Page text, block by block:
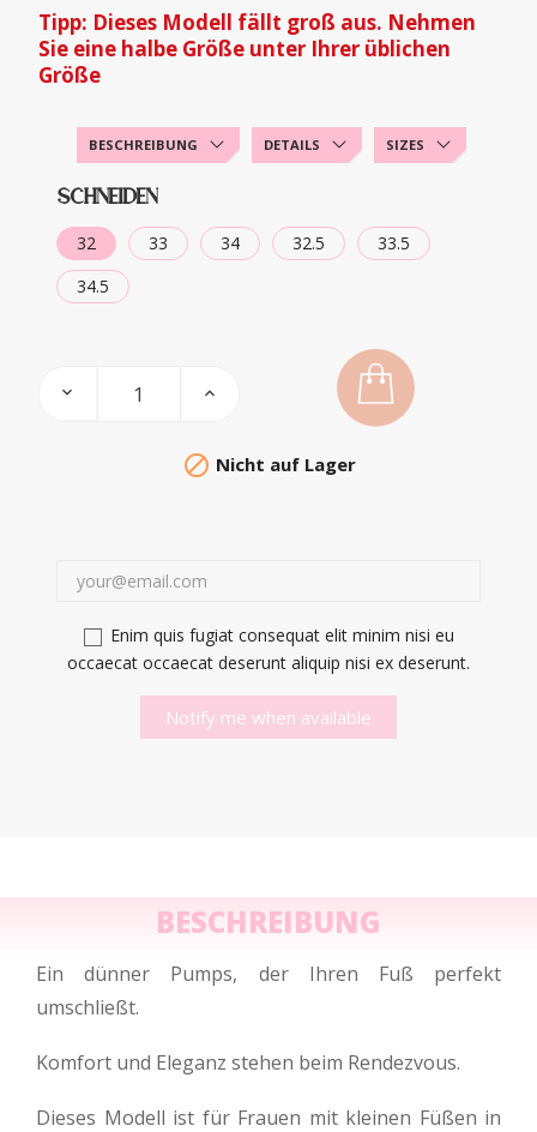
Tipp: Dieses Modell fällt groß aus. Nehmen
Sie eine halbe Größe unter Ihrer üblichen
Größe
BESCHREIBUNG DETAILS SIZES
SCHNEIDEN
32 33 34 32.5
33.5
34.5
 Nicht auf Lager
Enim quis fugiat consequat elit minim nisi eu
occaecat occaecat deserunt aliquip nisi ex deserunt.
Notify me when available
BESCHREIBUNG
Ein dünner Pumps, der Ihren Fuß perfekt
umschließt.
Komfort und Eleganz stehen beim Rendezvous.
Dieses Modell ist für Frauen mit kleinen Füßen in